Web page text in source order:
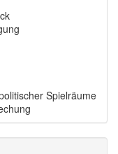
Spielräume